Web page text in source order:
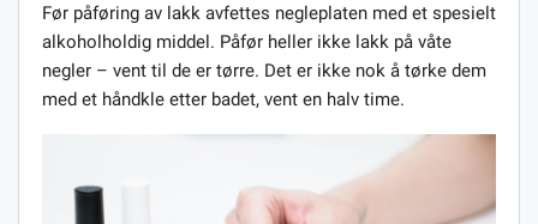
Før påføring av lakk avfettes negleplaten med et spesielt
alkoholholdig middel. Påfør heller ikke lakk på våte
negler – vent til de er tørre. Det er ikke nok å tørke dem
med et håndkle etter badet, vent en halv time.